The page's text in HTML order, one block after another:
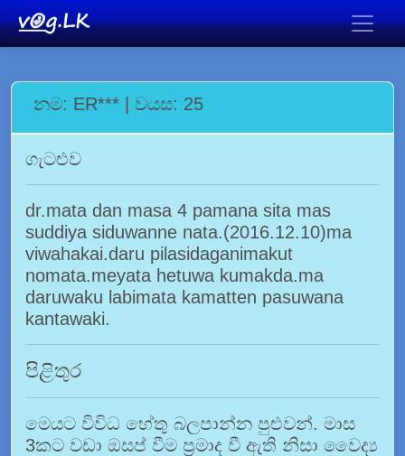
නම: ER*** | වයස: 25
ගැටළුව
dr.mata dan masa 4 pamana sita mas
suddiya siduwanne nata.(2016.12.10)ma
viwahakai.daru pilasidaganimakut
nomata.meyata hetuwa kumakda.ma
daruwaku labimata kamatten pasuwana
kantawaki.
පිළිතුර
මෙයට විවිධ හේතු බලපාන්න පුළුවන්. මාස
3කට වඩා ඔසප් වීම ප්‍රමාද වී ඇති නිසා වෛද්‍ය